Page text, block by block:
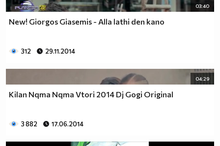
03:40
New! Giorgos Giasemis - Alla lathi den kano
312 29.11.2014
04:29
Kilan Nqma Nqma Vtori 2014 Dj Gogi Original
3 882 17.06.2014